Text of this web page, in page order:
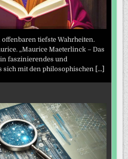
tiefste Wahrheiten.
„Maurice Maeterlinck – Das
faszinierendes und
sich mit den philosophischen [...]